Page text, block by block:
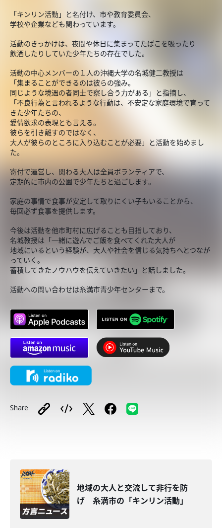
「キンリン活動」と名付け、市や教育委員会、
学校や企業なども関わっています。
活動のきっかけは、夜間や休日に集まってたばこを吸ったり
飲酒したりしていた少年たちの存在でした。
活動の中心メンバーの１人の沖縄大学の名城健二教授は
「集まることができるのは彼らの強み。
同じような境遇の者同士で察し合う力がある」と指摘し、
「不良行為と言われるような行動は、不安定な家庭環境で育って
きた少年たちの、
愛情欲求の表現とも言える。
彼らを引き離すのではなく、
大人が彼らのところに入り込むことが必要」と活動を始めまし
た。
寄付で運営し、関わる大人は全員ボランティアで、
定期的に市内の公園で少年たちと過ごします。
家庭の事情で食事が安定して取りにくい子もいることから、
毎回必ず食事を提供します。
今後は活動を他市町村に広げることも目指しており、
名城教授は「一緒に遊んでご飯を食べてくれた大人が
地域にいるという経験が、大人や社会を信じる気持ちへとつなが
っていく。
蓄積してきたノウハウを伝えていきたい」と話しました。
活動への問い合わせは糸満市青少年センターまで。
Share
地域の大人と交流して非行を防
げ 糸満市の「キンリン活動」